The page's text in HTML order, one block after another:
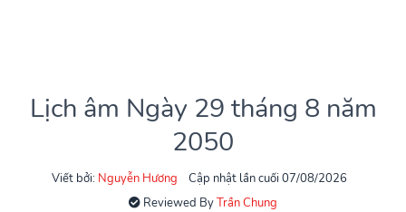
Lịch âm Ngày 29 tháng 8 năm
2050
Viết bởi: Nguyễn Hương
Cập nhật lần cuối 07/08/2026
Reviewed ByTrần Chung